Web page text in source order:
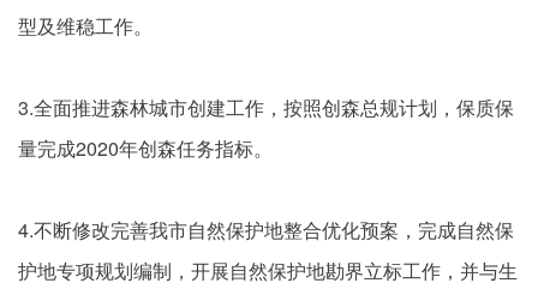
型及维稳工作。
3.全面推进森林城市创建工作，按照创森总规计划，保质保
量完成2020年创森任务指标。
4.不断修改完善我市自然保护地整合优化预案，完成自然保
护地专项规划编制，开展自然保护地勘界立标工作，并与生